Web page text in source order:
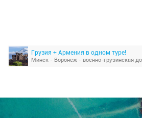
Грузия + Армения в одном туре!